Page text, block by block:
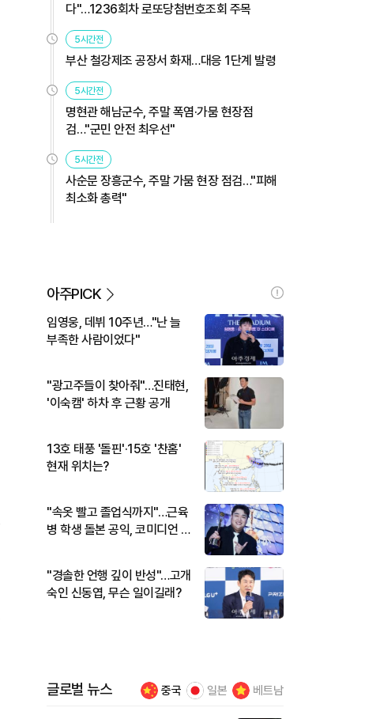
다"…1236회차 로또당첨번호조회 주목
5시간전
부산 철강제조 공장서 화재…대응 1단계 발령
5시간전
명현관 해남군수, 주말 폭염·가뭄 현장점
검…"군민 안전 최우선"
5시간전
사순문 장흥군수, 주말 가뭄 현장 점검…"피해
최소화 총력"
아주PICK
임영웅, 데뷔 10주년…"난 늘
부족한 사람이었다"
"광고주들이 찾아줘"…진태현,
'이숙캠' 하차 후 근황 공개
13호 태풍 '돌핀'·15호 '찬홈'
현재 위치는?
"속옷 빨고 졸업식까지"…근육
병 학생 돌본 공익, 코미디언 김
"경솔한 언행 깊이 반성"…고개
숙인 신동엽, 무슨 일이길래?
글로벌 뉴스 중국 일본 베트남